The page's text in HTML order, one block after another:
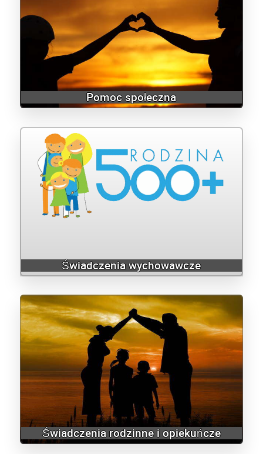
Pomoc społeczna
Świadczenia wychowawcze
Świadczenia rodzinne i opiekuńcze